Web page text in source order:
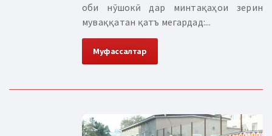
оби нӯшокӣ дар минтақаҳои зерин
муваққатан қатъ мегардад:...
Муфассалтар